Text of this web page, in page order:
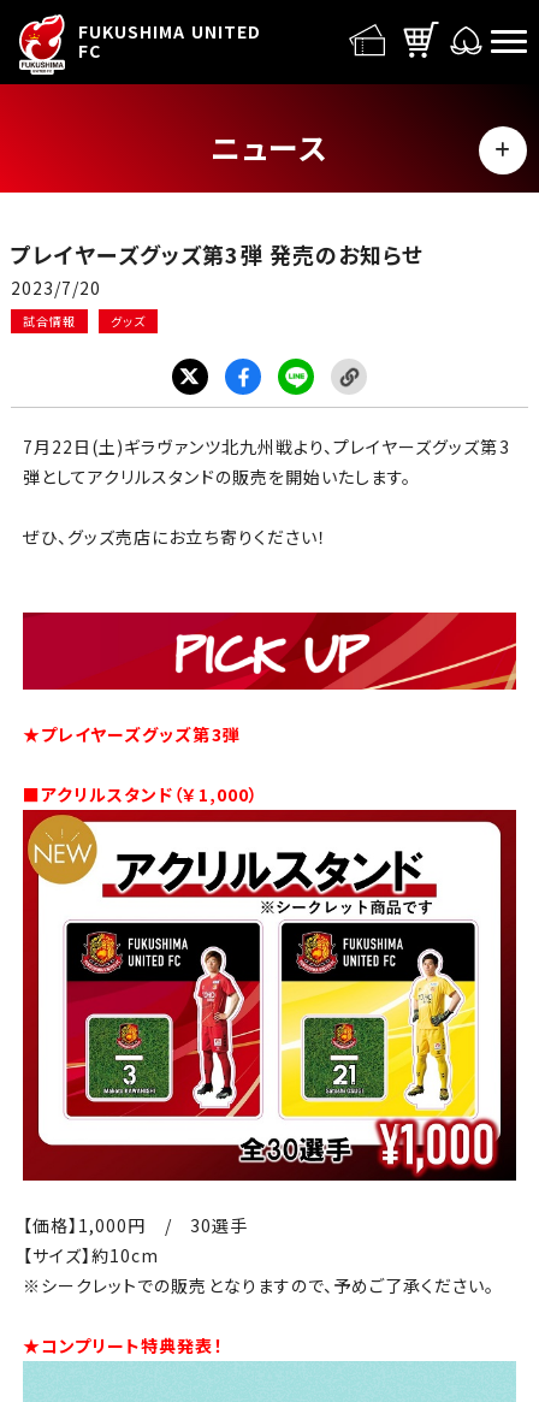
FUKUSHIMA UNITED
FC
ニュース
MENU
イベント
グッズ
チケット
農業部
まちづくり
パートナー
NPO
プレイヤーズグッズ第3弾 発売のお知らせ
2023/7/20
試合情報 グッズ
7月 22 日(土)ギラヴァンツ北九州戦より、プレイヤーズグッズ第3
弾としてアクリルスタンドの販売を開始いたします。
ぜひ、グッズ売店にお立ち寄りください！
★プレイヤーズグッズ第3弾
■アクリルスタンド（￥1,000）
【価格】1,000円 / 30選手
【サイズ】約10cm
※シークレットでの販売となりますので、予めご了承ください。
★コンプリート特典発表！